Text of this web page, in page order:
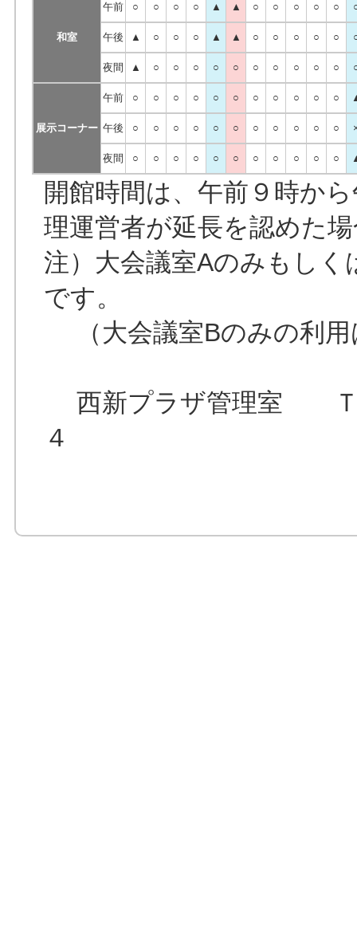
和室
午前 ○ ○ ○ ○ ▲ ▲ ○ ○ ○ ○ ○
午後 ▲ ○ ○ ○ ▲ ▲ ○ ○ ○ ○ ○
夜間 ▲ ○ ○ ○ ○ ○ ○ ○ ○ ○ ○
展示コーナー
午前 ○ ○ ○ ○ ○ ○ ○ ○ ○ ○ ○
午後 ○ ○ ○ ○ ○ ○ ○ ○ ○ ○ ○
夜間 ○ ○ ○ ○ ○ ○ ○ ○ ○ ○ ○
開館時間は、午前９時か
理運営者が延長を認めた
注）大会議室Aのみもしく
です。
（大会議室Bのみの利用
西新プラザ管理室 Ｔ
４